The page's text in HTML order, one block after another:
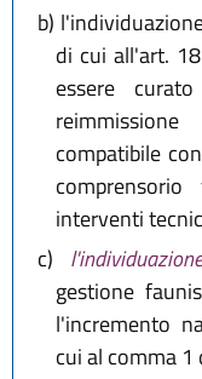
b)
di cui all'art.
essere
compatibile
interventi
c)
gestione
l'incremento
cui al comma 1